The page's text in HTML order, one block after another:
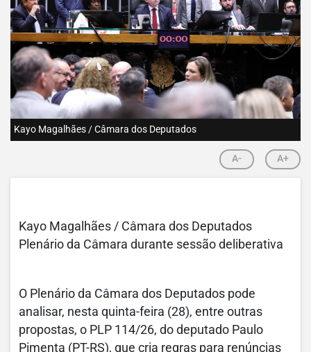
Kayo Magalhães / Câmara dos Deputados
A- A+
Kayo Magalhães / Câmara dos Deputados
Plenário da Câmara durante sessão deliberativa
O Plenário da Câmara dos Deputados pode
analisar, nesta quinta-feira (28), entre outras
propostas, o PLP 114/26, do deputado Paulo
Pimenta (PT-RS), que cria regras para renúncias